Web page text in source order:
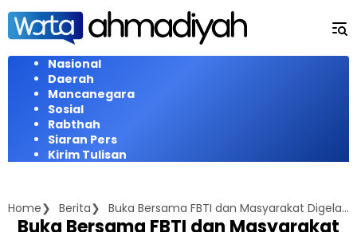
Langsung
konten
Nasional
Daerah
Mancanegara
Sosial
Rabthah
Siaran Pers
Kirim Tulisan
Home Berita Buka Bersama FBTI dan Masyarakat Digelar di Masjid Milik JAI Tasikmalaya, Kebersamaan Lewat Silaturahmi
Buka Bersama FBTI dan Masyarakat